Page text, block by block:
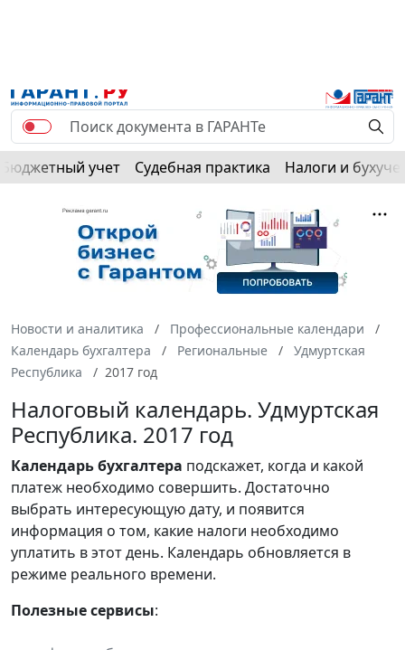
Бюджетный учет Судебная практика Налоги и
Новости и аналитика
Профессиональные календари
Календарь бухгалтера
Региональные
Удмуртская
Республика
2017 год
Налоговый календарь. Удмуртская
Республика. 2017 год
Календарьбухгалтера подскажет, когда и какой
платеж необходимо совершить. Достаточно
выбрать интересующую дату, и появится
информация о том, какие налоги необходимо
уплатить в этот день. Календарь обновляется в
режиме реального времени.
Полезные сервисы: